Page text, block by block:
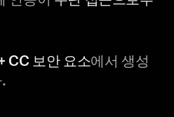
CC 보안 요소에서 생성